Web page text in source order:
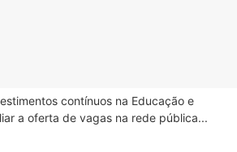
contínuos na Educação e
a oferta de vagas na rede pública...